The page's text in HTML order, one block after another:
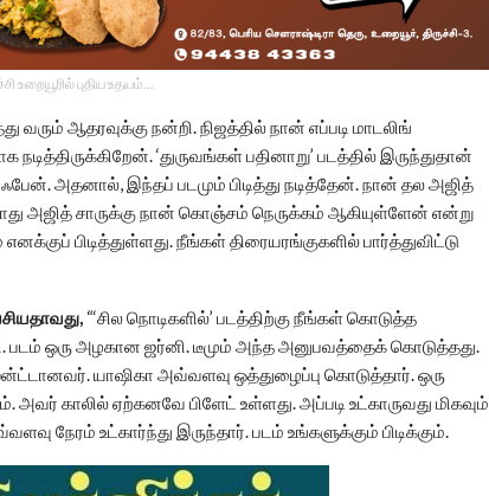
உறையூரில் புதிய உதயம்...
வரும் ஆதரவுக்கு நன்றி. நிஜத்தில் நான் எப்படி மாடலிங்
‘துருவங்கள் பதினாறு’ படத்தில் இருந்துதான்
அதனால், இந்தப் படமும் பிடித்து நடித்தேன். நான் தல அஜித்
அஜித் சாருக்கு நான் கொஞ்சம் நெருக்கம் ஆகியுள்ளேன் என்று
பிடித்துள்ளது. நீங்கள் திரையரங்குகளில் பார்த்துவிட்டு
“‘சில நொடிகளில்’ படத்திற்கு நீங்கள் கொடுத்த
படம் ஒரு அழகான ஜர்னி. டீமும் அந்த அனுபவத்தைக் கொடுத்தது.
யாஷிகா அவ்வளவு ஒத்துழைப்பு கொடுத்தார். ஒரு
அவர் காலில் ஏற்கனவே பிளேட் உள்ளது. அப்படி உட்காருவது மிகவும்
நேரம் உட்கார்ந்து இருந்தார். படம் உங்களுக்கும் பிடிக்கும்.